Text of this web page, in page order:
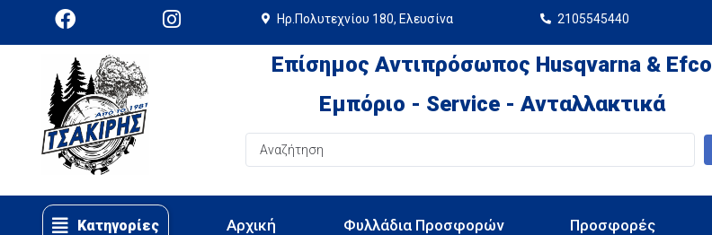
Ηρ.Πολυτεχνίου 180, Ελευσίνα 2105545440
Επίσημος Αντιπρόσωπος Husqvarna & Efco
Εμπόριο - Service - Ανταλλακτικά
Κατηγορίες Αρχική Φυλλάδια Προσφορών Προσφορές